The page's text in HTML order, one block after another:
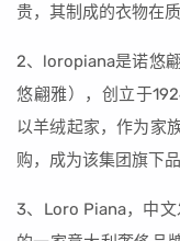
贵，其制成的衣物在
2、loropiana是诺悠
悠翩雅），创立于
以羊绒起家，作为家
购，成为该集团旗下品
3、Loro Piana，中文